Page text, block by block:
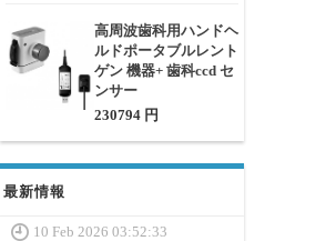
高周波歯科用ハンドヘ
ルドポータブルレント
ゲン 機器+ 歯科ccd セ
ンサー
230794 円
最新情報
10 Feb 2026 03:52:33